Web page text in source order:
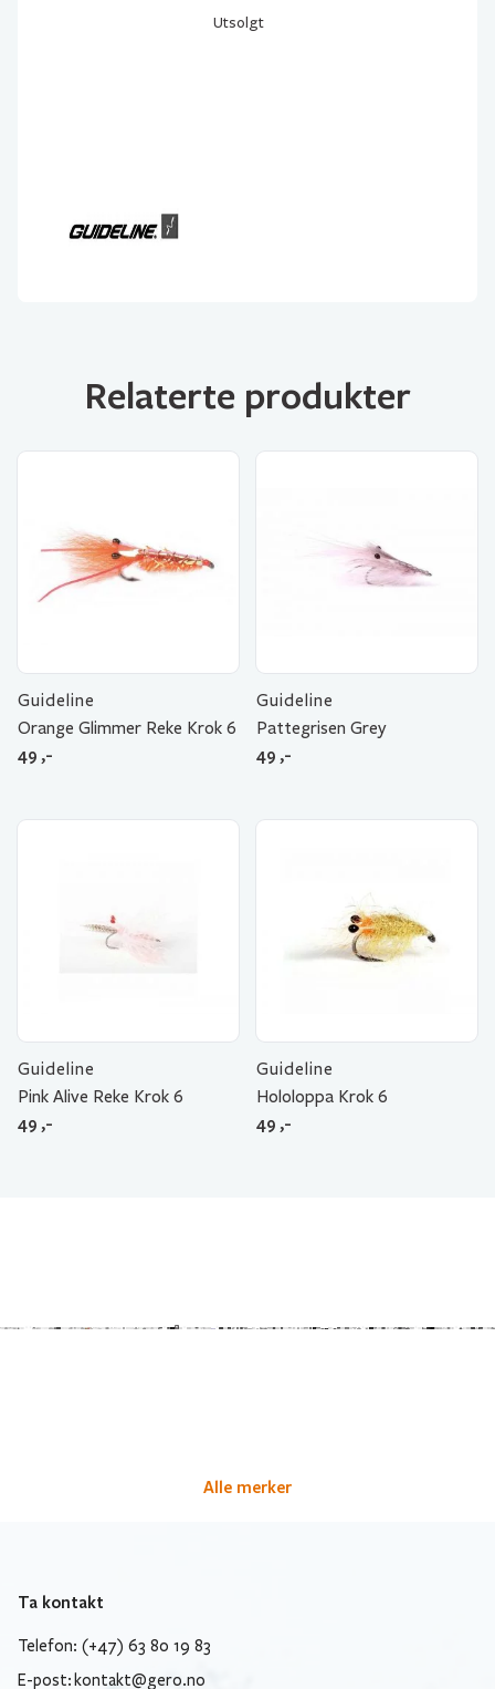
Utsolgt
Relaterte produkter
Guideline
Orange Glimmer Reke Krok 6
49 ,-
Guideline
Pattegrisen Grey
49 ,-
Guideline
Pink Alive Reke Krok 6
49 ,-
Guideline
Hololoppa Krok 6
49 ,-
Alle merker
Ta kontakt
Telefon: (+47) 63 80 19 83
E-post:kontakt@gero.no